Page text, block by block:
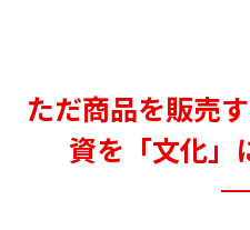
ただ商品を販売
資を「文化」